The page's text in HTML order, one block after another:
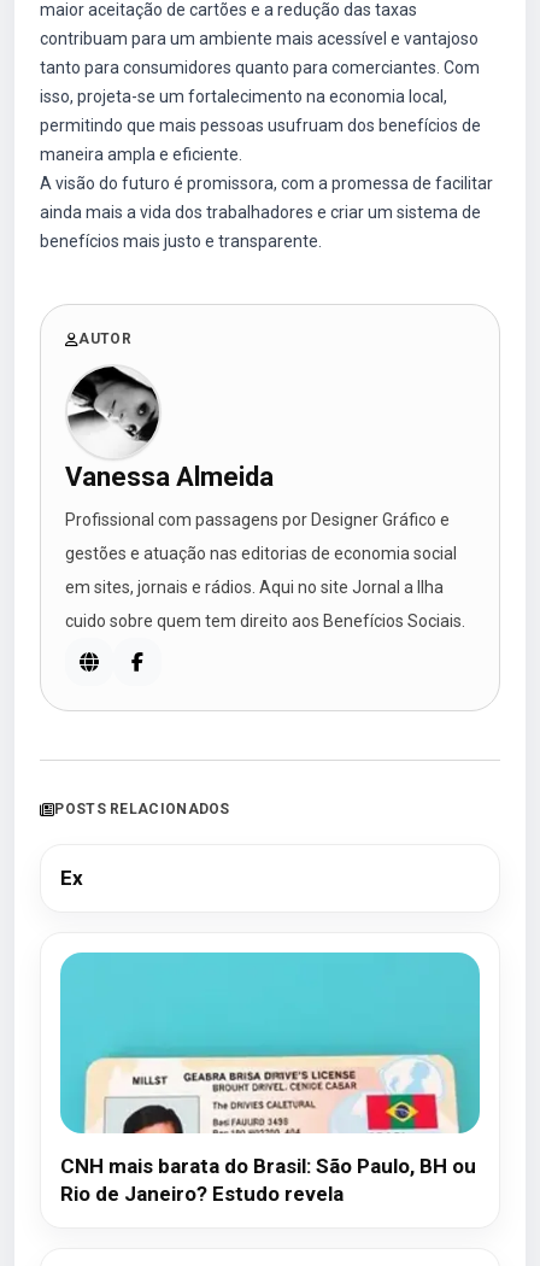
maior aceitação de cartões e a redução das taxas
contribuam para um ambiente mais acessível e vantajoso
tanto para consumidores quanto para comerciantes. Com
isso, projeta-se um fortalecimento na economia local,
permitindo que mais pessoas usufruam dos benefícios de
maneira ampla e eficiente.
A visão do futuro é promissora, com a promessa de facilitar
ainda mais a vida dos trabalhadores e criar um sistema de
benefícios mais justo e transparente.
AUTOR
Vanessa Almeida
Profissional com passagens por Designer Gráfico e
gestões e atuação nas editorias de economia social
em sites, jornais e rádios. Aqui no site Jornal a Ilha
cuido sobre quem tem direito aos Benefícios Sociais.
POSTS RELACIONADOS
Ex
CNH mais barata do Brasil: São Paulo, BH ou
Rio de Janeiro? Estudo revela